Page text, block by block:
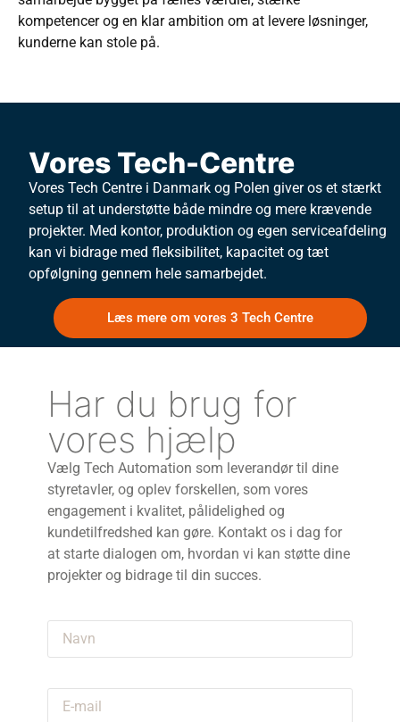
kompetencer og en klar ambition om at levere løsninger,
kunderne kan stole på.
Vores Tech-Centre
Vores Tech Centre i Danmark og Polen giver os et stærkt
setup til at understøtte både mindre og mere krævende
projekter. Med kontor, produktion og egen serviceafdeling
kan vi bidrage med fleksibilitet, kapacitet og tæt
opfølgning gennem hele samarbejdet.
Læs mere om vores 3 Tech Centre
Har du brug for
vores hjælp
Vælg Tech Automation som leverandør til dine
styretavler, og oplev forskellen, som vores
engagement i kvalitet, pålidelighed og
kundetilfredshed kan gøre. Kontakt os i dag for
at starte dialogen om, hvordan vi kan støtte dine
projekter og bidrage til din succes.